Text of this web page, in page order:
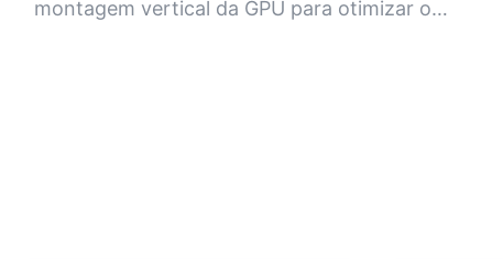
Mini-ITX.
montagem vertical da GPU para otimizar o